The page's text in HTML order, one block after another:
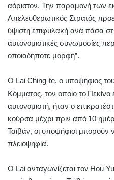
αόριστον. Την παραμονή των
Απελευθερωτικός Στρατός
ύψιστη επιφυλακή ανά πάσα
αυτονομιστικές συνωμοσίες
οποιαδήποτε μορφή”.
Ο Lai Ching-te, ο υποψήφιος
Κόμματος, τον οποίο το Πεκίνο
αυτονομιστή, ήταν ο
κούρσα μέχρι πριν από 10
Ταϊβάν, οι υποψήφιοι μπορούν
πλειοψηφία.
Ο Lai ανταγωνίζεται τον Hou